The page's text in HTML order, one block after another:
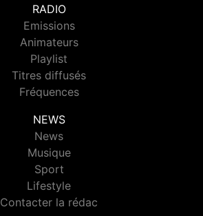
RADIO
Emissions
Animateurs
Playlist
Titres diffusés
Fréquences
NEWS
News
Musique
Sport
Lifestyle
Contacter la rédac